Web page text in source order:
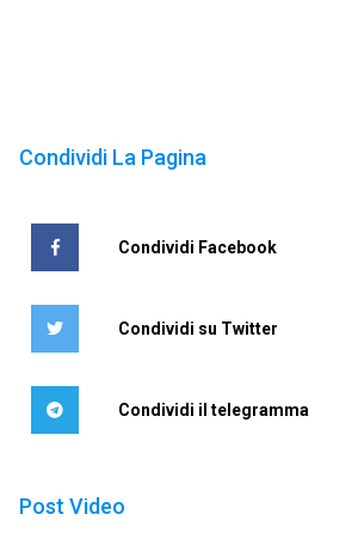
Condividi La Pagina
Condividi Facebook
Condividi su Twitter
Condividi il telegramma
Post Video